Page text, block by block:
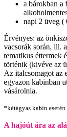
a bárokban a
napi 2 üveg (
Érvényes: az
vacsorák során, ill.
tematikus éttermek
történik (kivéve az
Az italcsomagot az
egyazon kabinban
vásárolnia.
*kétágyas kabin esetén
A hajóút ára az